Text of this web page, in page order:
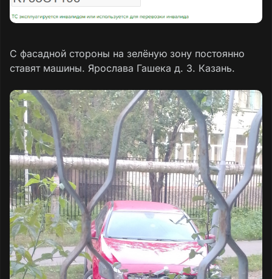
С фасадной стороны на зелёную зону постоянно
ставят машины. Ярослава Гашека д. 3. Казань.